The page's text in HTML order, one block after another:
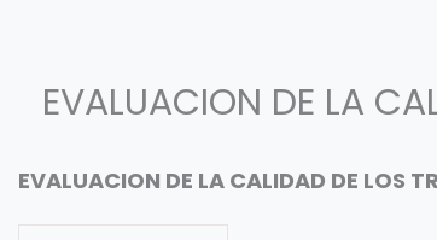
EVALUACION DE LA
EVALUACION DE LA CALIDAD DE LOS